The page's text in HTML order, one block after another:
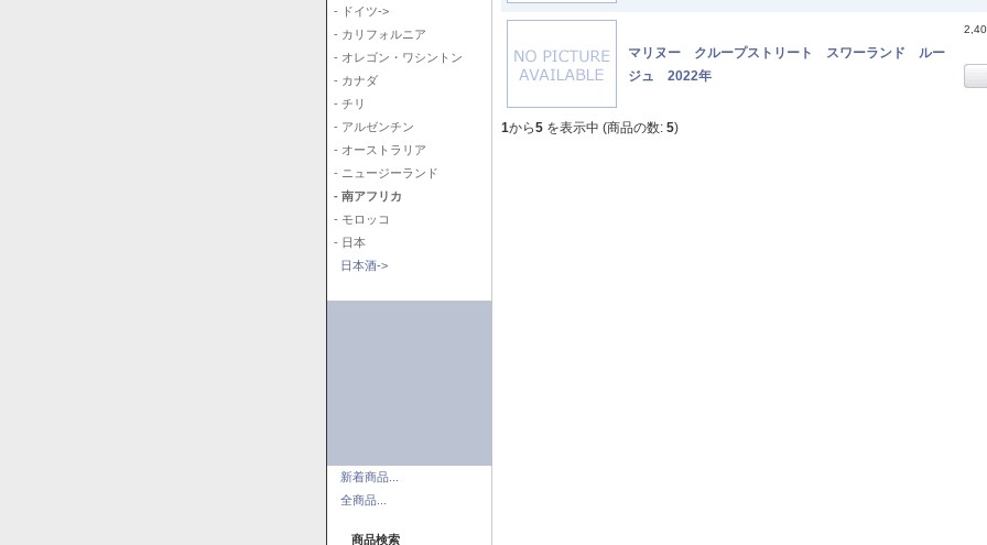
- ドイツ->
- カリフォルニア
- オレゴン・ワシントン
- カナダ
- チリ
- アルゼンチン
- オーストラリア
- ニュージーランド
- 南アフリカ
- モロッコ
- 日本
日本酒->
新着商品...
全商品...
商品検索
マリヌー クループストリート スワーランド ルー
ジュ 2022年
1から5 を表示中 (商品の数: 5)